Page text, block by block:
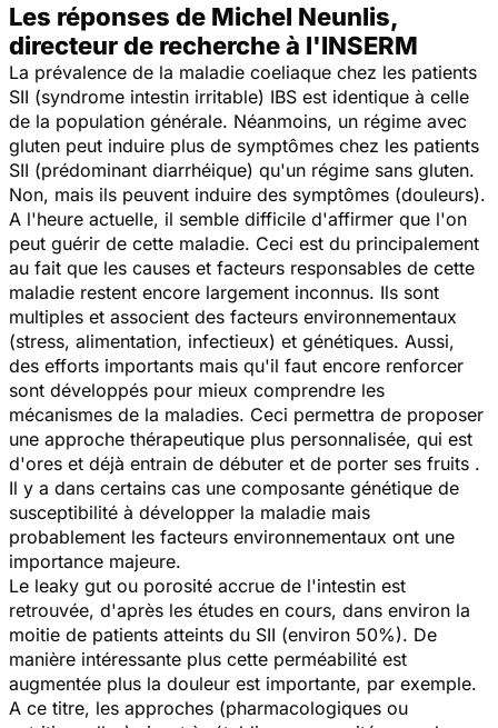
Les réponses de Michel Neunlis,
directeur de recherche à l'INSERM
La prévalence de la maladie coeliaque chez les patients
SII (syndrome intestin irritable) IBS est identique à celle
de la population générale. Néanmoins, un régime avec
gluten peut induire plus de symptômes chez les patients
SII (prédominant diarrhéique) qu'un régime sans gluten.
Non, mais ils peuvent induire des symptômes (douleurs).
A l'heure actuelle, il semble difficile d'affirmer que l'on
peut guérir de cette maladie. Ceci est du principalement
au fait que les causes et facteurs responsables de cette
maladie restent encore largement inconnus. Ils sont
multiples et associent des facteurs environnementaux
(stress, alimentation, infectieux) et génétiques. Aussi,
des efforts importants mais qu'il faut encore renforcer
sont développés pour mieux comprendre les
mécanismes de la maladies. Ceci permettra de proposer
une approche thérapeutique plus personnalisée, qui est
d'ores et déjà entrain de débuter et de porter ses fruits .
Il y a dans certains cas une composante génétique de
susceptibilité à développer la maladie mais
probablement les facteurs environnementaux ont une
importance majeure.
Le leaky gut ou porosité accrue de l'intestin est
retrouvée, d'après les études en cours, dans environ la
moitie de patients atteints du SII (environ 50%). De
manière intéressante plus cette perméabilité est
augmentée plus la douleur est importante, par exemple.
A ce titre, les approches (pharmacologiques ou